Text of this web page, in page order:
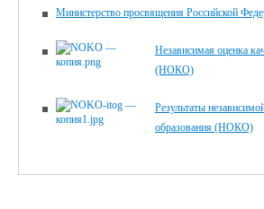
Министерство просвящения Российской
Независимая оценка
(НОКО)
Результаты
образования (НОКО)